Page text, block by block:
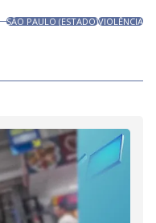
SÃO PAULO (ESTADO)VIOLÊNCIA